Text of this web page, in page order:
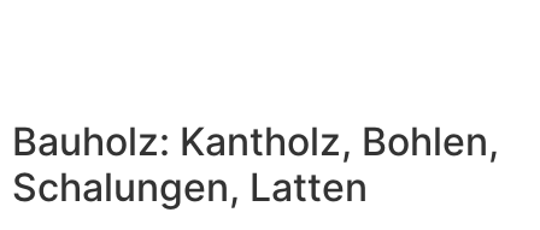
Bauholz: Kantholz, Bohlen,
Schalungen, Latten